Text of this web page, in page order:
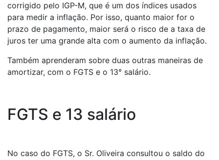
corrigido pelo IGP-M, que é um dos índices usados
para medir a inflação. Por isso, quanto maior for o
prazo de pagamento, maior será o risco de a taxa de
juros ter uma grande alta com o aumento da inflação.
Também aprenderam sobre duas outras maneiras de
amortizar, com o FGTS e o 13° salário.
FGTS e 13 salário
No caso do FGTS, o Sr. Oliveira consultou o saldo do